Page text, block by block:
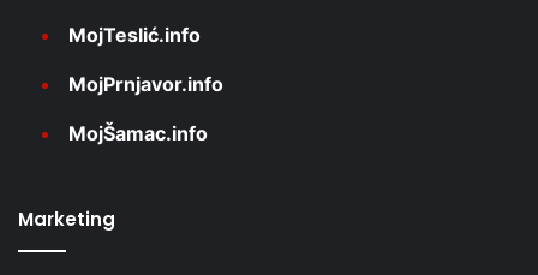
MojTeslić.info
MojPrnjavor.info
MojŠamac.info
Marketing